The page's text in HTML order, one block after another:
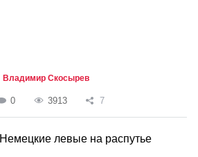
Владимир Скосырев
0 3913 7
Немецкие левые на распутье